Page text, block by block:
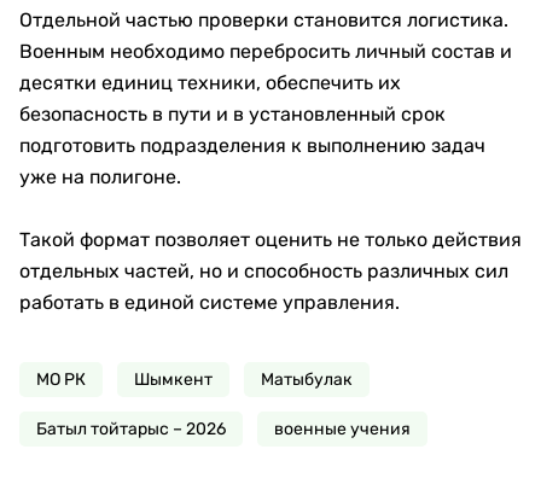
Отдельной частью проверки становится логистика.
Военным необходимо перебросить личный состав и
десятки единиц техники, обеспечить их
безопасность в пути и в установленный срок
подготовить подразделения к выполнению задач
уже на полигоне.
Такой формат позволяет оценить не только действия
отдельных частей, но и способность различных сил
работать в единой системе управления.
МО РК Шымкент Матыбулак
Батыл тойтарыс – 2026 военные учения